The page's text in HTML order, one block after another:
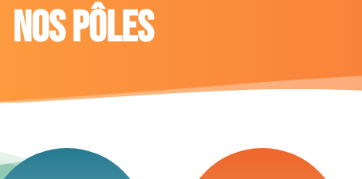
nos pôles